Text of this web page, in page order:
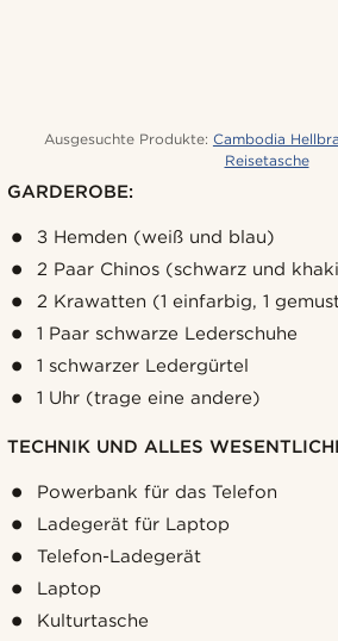
Ausgesuchte Produkte: Cambodia
Reisetasche
GARDEROBE:
3 Hemden (weiß und blau)
2 Paar Chinos (schwarz und
2 Krawatten (1 einfarbig, 1
1 Paar schwarze Lederschuhe
1 schwarzer Ledergürtel
1 Uhr (trage eine andere)
TECHNIK UND ALLES
Powerbank für das Telefon
Ladegerät für Laptop
Telefon-Ladegerät
Laptop
Kulturtasche